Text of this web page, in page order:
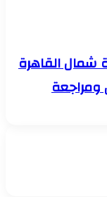
شمال القاهرة
ومراجعة